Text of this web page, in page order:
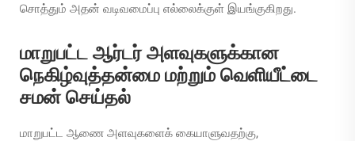
சொத்தும் அதன் வடிவமைப்பு எல்லைக்குள் இயங்குகிறது.
மாறுபட்ட ஆர்டர் அளவுகளுக்கான
நெகிழ்வுத்தன்மை மற்றும் வெளியீட்டை
சமன் செய்தல்
மாறுபட்ட ஆணை அளவுகளைக் கையாளுவதற்கு,